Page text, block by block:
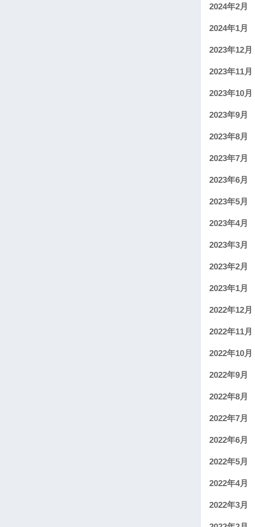
2024年2月
2024年1月
2023年12月
2023年11月
2023年10月
2023年9月
2023年8月
2023年7月
2023年6月
2023年5月
2023年4月
2023年3月
2023年2月
2023年1月
2022年12月
2022年11月
2022年10月
2022年9月
2022年8月
2022年7月
2022年6月
2022年5月
2022年4月
2022年3月